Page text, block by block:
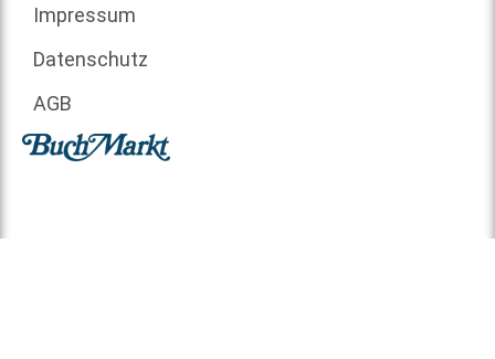
Impressum
Datenschutz
AGB